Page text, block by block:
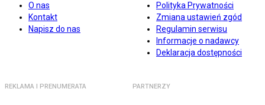
O nas
Kontakt
Napisz do nas
Polityka Prywatności
Zmiana ustawień zgód
Regulamin serwisu
Informacje o nadawcy
Deklaracja dostępności
REKLAMA I PRENUMERATA PARTNERZY